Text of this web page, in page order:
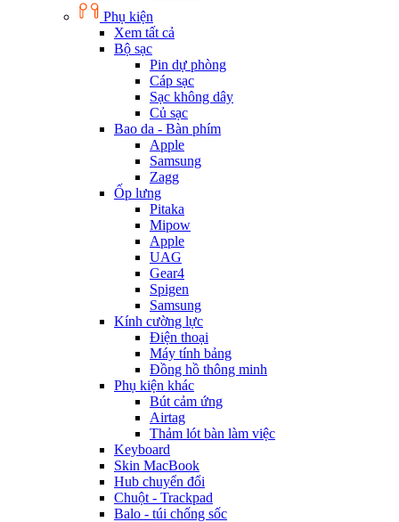
Phụ kiện
Xem tất cả
Bộ sạc
Pin dự phòng
Cáp sạc
Sạc không dây
Củ sạc
Bao da - Bàn phím
Apple
Samsung
Zagg
Ốp lưng
Pitaka
Mipow
Apple
UAG
Gear4
Spigen
Samsung
Kính cường lực
Điện thoại
Máy tính bảng
Đồng hồ thông minh
Phụ kiện khác
Bút cảm ứng
Airtag
Thảm lót bàn làm việc
Keyboard
Skin MacBook
Hub chuyển đổi
Chuột - Trackpad
Balo - túi chống sốc